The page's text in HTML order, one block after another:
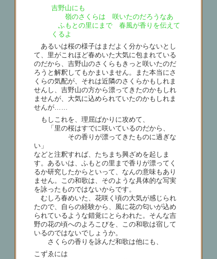
吉野山にも
嶺のさくらは 咲いたのだろうなあ
ふもとの里にまで 春風が香りを伝えて
くるよ
あるいは桜の様子はまだよく分からないとし
て、里がこれほど春めいた大気に包まれている
のだから、吉野山のさくらもきっと咲いたのだ
ろうと解釈してもかまいません。また本当にさ
くらの気配が、それは近隣のさくらかもしれま
せんし、吉野山の方から漂ってきたのかもしれ
ませんが、大気に込められていたのかもしれま
せんが……
もしこれを、理屈ばかりに攻めて、
「里の桜はすでに咲いているのだから、
その香りが漂ってきたものに過ぎな
い」
などと注釈すれば、たちまち興ざめを起しま
す。あるいは、ふもとの里まで香りが漂ってく
るか研究したからといって、なんの意味もあり
ません。この和歌は、そのような具体的な写実
を詠ったものではないからです。
むしろ春めいた、花咲く頃の大気が感じられ
たので、自らの経験から、風に花の匂いが込め
られているような錯覚にとらわれた。そんな吉
野の花の頃へのよろこびを、この和歌は宿して
いるのではないでしょうか。
さくらの香りを詠んだ和歌は他にも、
こずゑには